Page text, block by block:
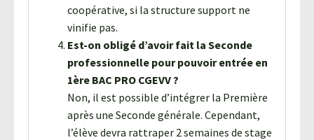
coopérative, si la structure support ne
vinifie pas.
Est-on obligé d’avoir fait la Seconde
professionnelle pour pouvoir entrée en
1ère BAC PRO CGEVV ?
Non, il est possible d’intégrer la Première
après une Seconde générale. Cependant,
l’élève devra rattraper 2 semaines de stage